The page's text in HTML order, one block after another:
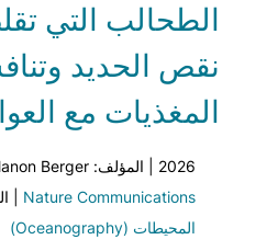
الطحالب التي
نقص الحديد
المغذيات مع
2026 | المؤلف: Manon Berger وآخرون | المجلة:
Nature Communications
|
المحيطات (Oceanography)